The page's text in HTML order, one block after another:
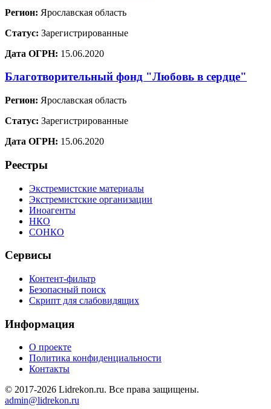
Регион: Ярославская область
Статус: Зарегистрированные
Дата ОГРН: 15.06.2020
Благотворительный фонд "Любовь в сердце"
Регион: Ярославская область
Статус: Зарегистрированные
Дата ОГРН: 15.06.2020
Реестры
Экстремистские материалы
Экстремистские организации
Иноагенты
НКО
СОНКО
Сервисы
Контент-фильтр
Безопасный поиск
Скрипт для слабовидящих
Информация
О проекте
Политика конфиденциальности
Контакты
© 2017-2026 Lidrekon.ru. Все права защищены.
admin@lidrekon.ru